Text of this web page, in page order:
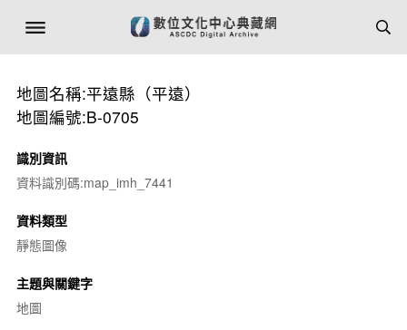
地圖名稱:平遠縣（平遠）
地圖編號:B-0705
識別資訊
資料識別碼:map_imh_7441
資料類型
靜態圖像
主題與關鍵字
地圖